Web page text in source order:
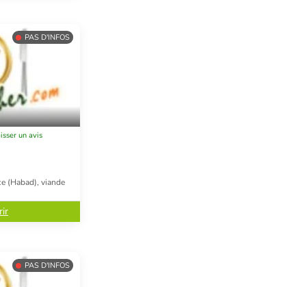
PAS D'INFOS
un avis
(Habad), viande
PAS D'INFOS